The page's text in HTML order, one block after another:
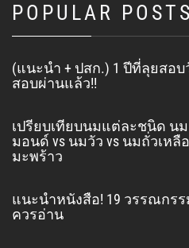
POPULAR POSTS
(แนะนำ + ปสก.) 1 ปีที่ลุยสอบ
สอบผ่านแล้ว!!
เปรียบเทียบนมแต่ละชนิด น
มอนด์ vs นมวัว vs นมถั่วเหลื
มะพร้าว
แนะนำหนังสือ! 19 วรรณกร
ควรอ่าน